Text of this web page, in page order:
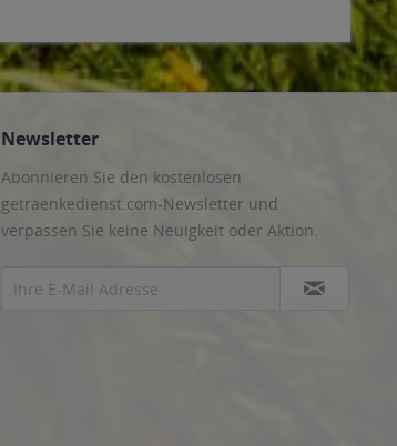
Newsletter
Abonnieren Sie den kostenlosen
getraenkedienst.com-Newsletter und
verpassen Sie keine Neuigkeit oder Aktion.